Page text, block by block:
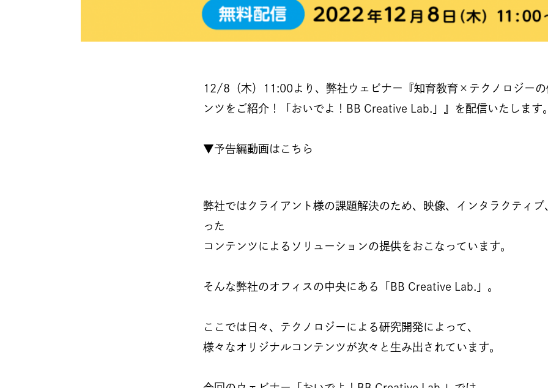
12/8（木）11:00より、弊社ウェビナー『知育教育×テクノロジーの
ンツをご紹介！「おいでよ！BB Creative Lab.」』を配信いたします
▼予告編動画はこちら
弊社ではクライアント様の課題解決のため、映像、インタラクティブ
った
コンテンツによるソリューションの提供をおこなっています。
そんな弊社のオフィスの中央にある「BB Creative Lab.」。
ここでは日々、テクノロジーによる研究開発によって、
様々なオリジナルコンテンツが次々と生み出されています。